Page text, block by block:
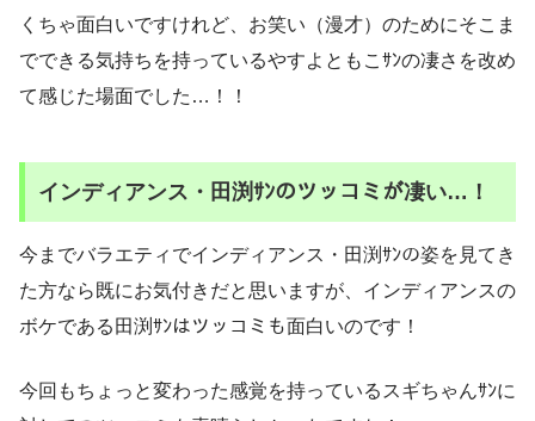
くちゃ面白いですけれど、お笑い（漫才）のためにそこま
でできる気持ちを持っているやすよともこｻﾝの凄さを改め
て感じた場面でした…！！
インディアンス・田渕ｻﾝのツッコミが凄い…！
今までバラエティでインディアンス・田渕ｻﾝの姿を見てき
た方なら既にお気付きだと思いますが、インディアンスの
ボケである田渕ｻﾝはツッコミも面白いのです！
今回もちょっと変わった感覚を持っているスギちゃんｻﾝに